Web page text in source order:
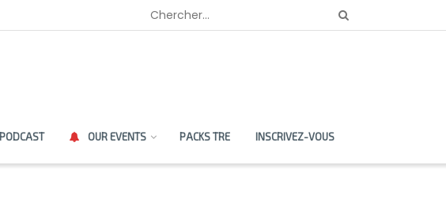
PODCAST OUR EVENTS PACKS TRE INSCRIVEZ-VOUS